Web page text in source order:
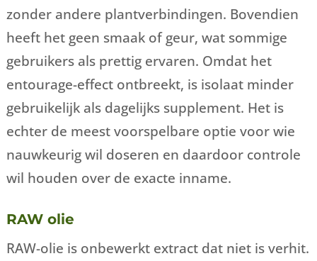
zonder andere plantverbindingen. Bovendien
heeft het geen smaak of geur, wat sommige
gebruikers als prettig ervaren. Omdat het
entourage-effect ontbreekt, is isolaat minder
gebruikelijk als dagelijks supplement. Het is
echter de meest voorspelbare optie voor wie
nauwkeurig wil doseren en daardoor controle
wil houden over de exacte inname.
RAW olie
RAW-olie is onbewerkt extract dat niet is verhit.